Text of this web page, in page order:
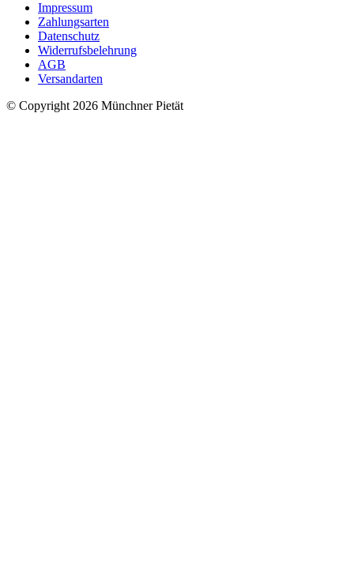
Impressum
Zahlungsarten
Datenschutz
Widerrufsbelehrung
AGB
Versandarten
© Copyright 2026 Münchner Pietät